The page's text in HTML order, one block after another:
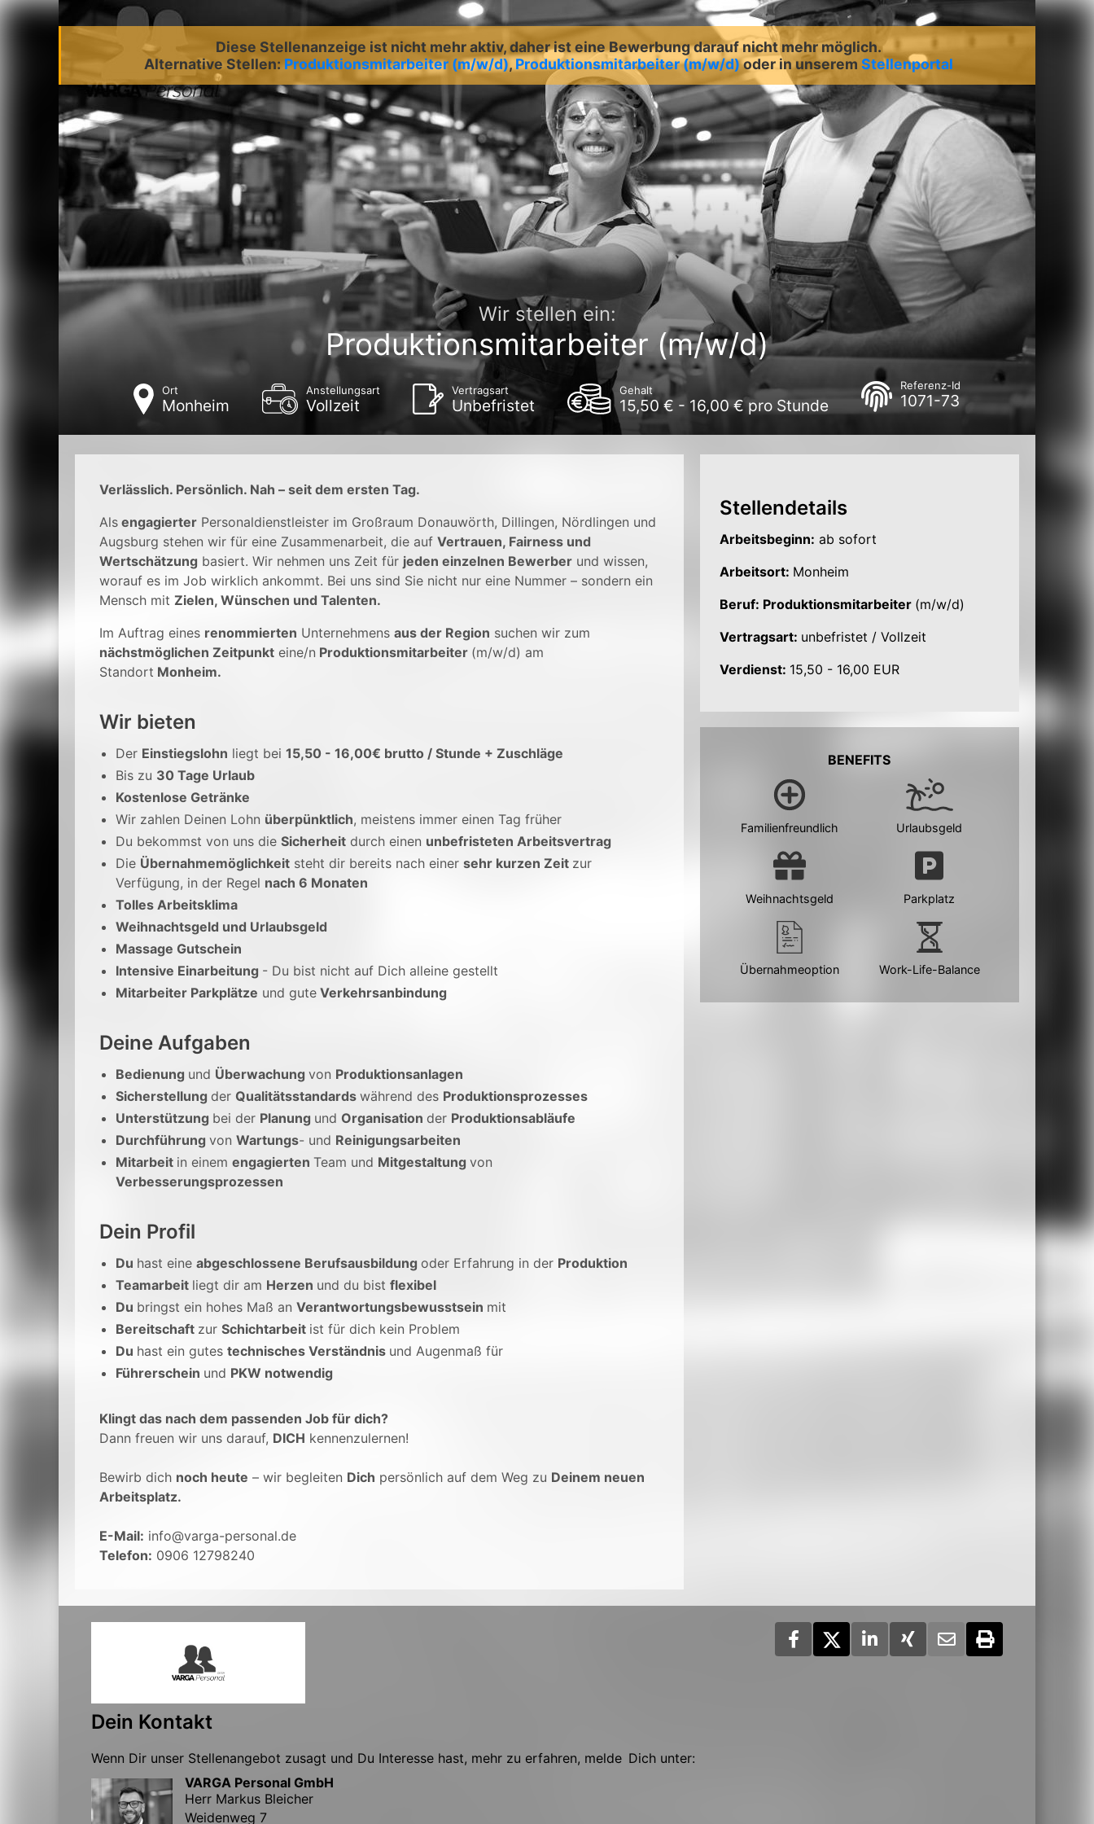
Diese Stellenanzeige ist nicht mehr aktiv, daher ist eine Bewerbung darauf nicht mehr möglich.
Alternative Stellen: Produktionsmitarbeiter (m/w/d), Produktionsmitarbeiter (m/w/d)oder in unserem Stellenportal
Wir stellen ein:
Produktionsmitarbeiter (m/w/d)
Ort
Monheim
Anstellungsart
Vollzeit
Vertragsart
Unbefristet
Gehalt
15,50 € - 16,00 € pro Stunde
Referenz-Id
1071-73
Verlässlich. Persönlich. Nah – seit dem ersten Tag.
Als engagierter Personaldienstleister im Großraum Donauwörth, Dillingen, Nördlingen und
Augsburg stehen wir für eine Zusammenarbeit, die auf Vertrauen, Fairness und
Wertschätzung basiert. Wir nehmen uns Zeit für jeden einzelnen Bewerber und wissen,
worauf es im Job wirklich ankommt. Bei uns sind Sie nicht nur eine Nummer – sondern ein
Mensch mit Zielen, Wünschen und Talenten.
Im Auftrag eines renommierten Unternehmens aus der Region suchen wir zum
nächstmöglichen Zeitpunkt eine/n Produktionsmitarbeiter (m/w/d) am
Standort Monheim.
Wir bieten
Der Einstiegslohn liegt bei 15,50 - 16,00€ brutto / Stunde + Zuschläge
Bis zu 30 Tage Urlaub
Kostenlose Getränke
Wir zahlen Deinen Lohn überpünktlich, meistens immer einen Tag früher
Du bekommst von uns die Sicherheit durch einen unbefristeten Arbeitsvertrag
Die Übernahmemöglichkeit steht dir bereits nach einer sehr kurzen Zeit zur
Verfügung, in der Regel nach 6 Monaten
Tolles Arbeitsklima
Weihnachtsgeld und Urlaubsgeld
Massage Gutschein
Intensive Einarbeitung - Du bist nicht auf Dich alleine gestellt
Mitarbeiter Parkplätze und gute Verkehrsanbindung
Deine Aufgaben
Bedienung und Überwachung von Produktionsanlagen
Sicherstellung der Qualitätsstandards während des Produktionsprozesses
Unterstützung bei der Planung und Organisation der Produktionsabläufe
Durchführung von Wartungs- und Reinigungsarbeiten
Mitarbeit in einem engagierten Team und Mitgestaltung von
Verbesserungsprozessen
Dein Profil
Du hast eine abgeschlossene Berufsausbildung oder Erfahrung in der Produktion
Teamarbeit liegt dir am Herzen und du bist flexibel
Du bringst ein hohes Maß an Verantwortungsbewusstsein mit
Bereitschaft zur Schichtarbeit ist für dich kein Problem
Du hast ein gutes technisches Verständnis und Augenmaß für
Führerschein und PKW notwendig
Klingt das nach dem passenden Job für dich?
Dann freuen wir uns darauf, DICH kennenzulernen!
Bewirb dich noch heute – wir begleiten Dich persönlich auf dem Weg zu Deinem neuen
Arbeitsplatz.
E-Mail: info@varga-personal.de
Telefon: 0906 12798240
Stellendetails
Arbeitsbeginn: ab sofort
Arbeitsort: Monheim
Beruf: Produktionsmitarbeiter (m/w/d)
Vertragsart: unbefristet / Vollzeit
Verdienst: 15,50 - 16,00 EUR
BENEFITS
Familienfreundlich Urlaubsgeld
Weihnachtsgeld Parkplatz
Übernahmeoption Work-Life-Balance
Dein Kontakt
Wenn Dir unser Stellenangebot zusagt und Du Interesse hast, mehr zu erfahren, melde Dich unter:
VARGA Personal GmbH
Herr Markus Bleicher
Weidenweg 7